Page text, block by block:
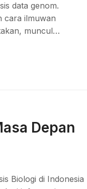
data genom.
cara ilmuwan
muncul…
Depan
Biologi di Indonesia